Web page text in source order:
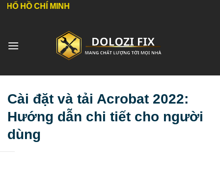
Bỏ
dung
MINH
Cài đặt và tải Acrobat 2022:
Hướng dẫn chi tiết cho người
dùng